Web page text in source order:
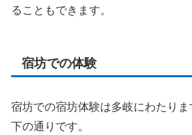
ることもできます。
宿坊での体験
宿坊での宿坊体験は多岐にわたり
下の通りです。